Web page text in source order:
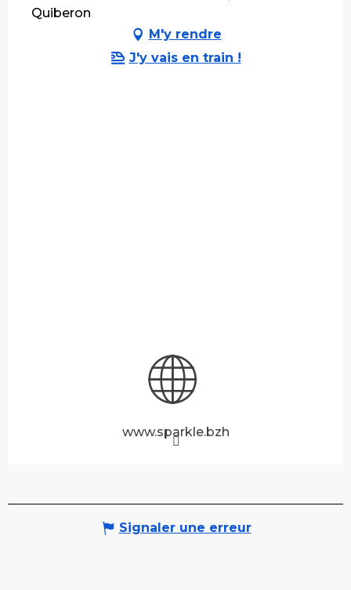
Quiberon
M'y rendre
J'y vais en train !
www.sparkle.bzh
Signaler une erreur